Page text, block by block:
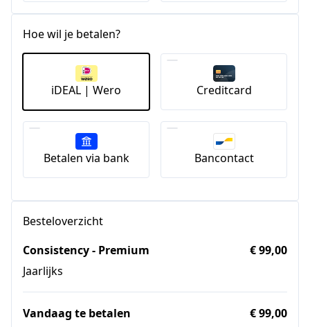
Hoe wil je betalen?
iDEAL | Wero Creditcard
Betalen via bank Bancontact
Besteloverzicht
Consistency - Premium
Jaarlijks
€ 99,00
Vandaag te betalen € 99,00